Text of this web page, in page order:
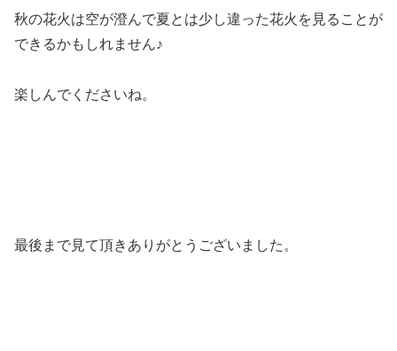
秋の花火は空が澄んで夏とは少し違った花火を見ることが
できるかもしれません♪
楽しんでくださいね。
最後まで見て頂きありがとうございました。